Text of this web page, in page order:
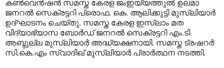
കണ്‍വെന്‍ഷന്‍ സമസ്ത കേരള ജംഇയ്യത്തുല്‍ ഉലമാ
ജനറല്‍ സെക്രട്ടറി പ്രൊഫ. കെ. ആലിക്കുട്ടി മുസ്‌ലിയാര്‍
ഉദ്ഘാടനം ചെയ്തു. സമസ്ത കേരള ഇസ്‌ലാം മത
വിദ്യാഭ്യാസ ബോര്‍ഡ് ജനറല്‍ സെക്രട്ടറി എം.ടി
അബ്ദുല്ല മുസ്‌ലിയാര്‍ അദ്ധ്യക്ഷനായി. സമസ്ത ട്രഷറര്‍
സി.കെ.എം സ്വാദിഖ് മുസ്‌ലിയാര്‍ പ്രാര്‍ത്ഥന നടത്തി.